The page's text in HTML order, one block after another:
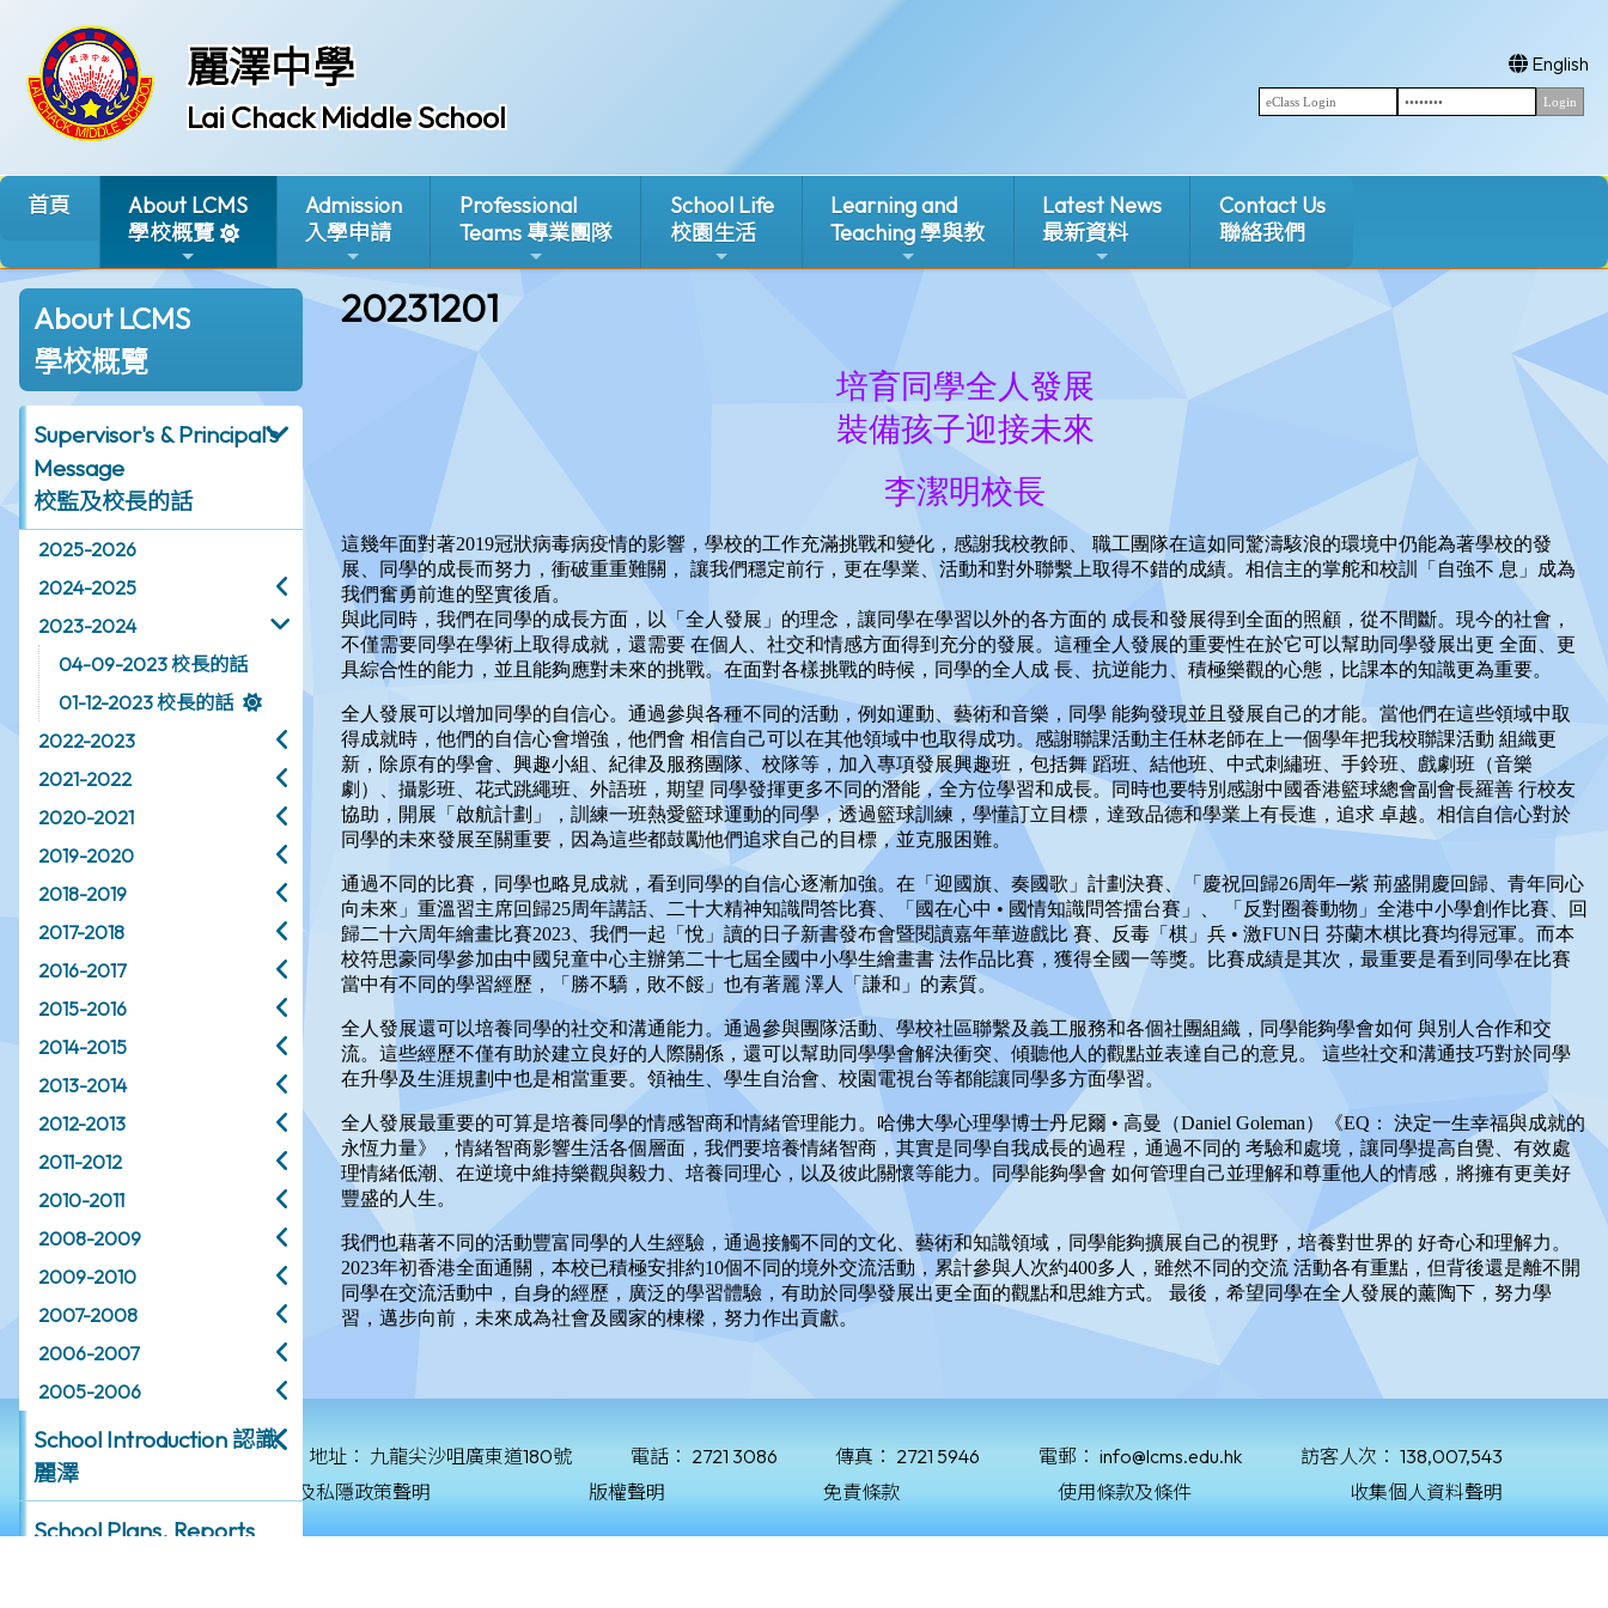
麗澤中學
Lai Chack Middle School
English
首頁
About LCMS
學校概覽
Admission
入學申請
Professional
Teams 專業團隊
School Life
校園生活
Learning and
Teaching 學與教
Latest News
最新資料
Contact Us
聯絡我們
About LCMS
學校概覽
Supervisor's & Principal's
Message
校監及校長的話
2025-2026
2024-2025
2023-2024
04-09-2023 校長的話
01-12-2023 校長的話
2022-2023
2021-2022
2020-2021
2019-2020
2018-2019
2017-2018
2016-2017
2015-2016
2014-2015
2013-2014
2012-2013
2011-2012
2010-2011
2008-2009
2009-2010
2007-2008
2006-2007
2005-2006
School Introduction 認識
麗澤
School Plans, Reports
20231201
© 2026 版權所有 地址： 九龍尖沙咀廣東道180號 電話： 2721 3086 傳真： 2721 5946 電郵： info@lcms.edu.hk 訪客人次： 138,007,543
保障個人資料私隱政策及私隱政策聲明
版權聲明 免責條款 使用條款及條件 收集個人資料聲明